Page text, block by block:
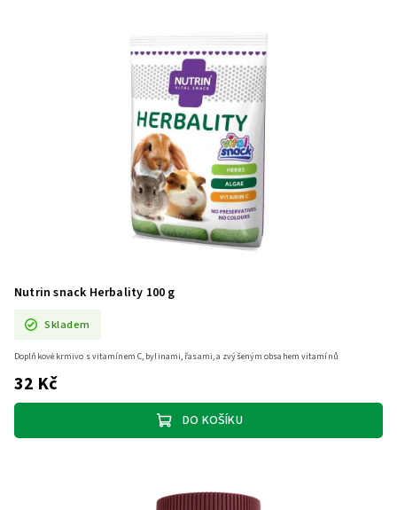
Nutrin snack Herbality 100 g
Skladem
32 Kč
DO KOŠÍKU
Doplňkové krmivo s vitamínem C, bylinami, řasami, a zvýšeným obsahem vitamínů